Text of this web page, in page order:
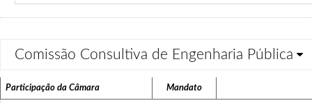
Comissão Consultiva de Engenharia Pública
Participação da Câmara Mandato